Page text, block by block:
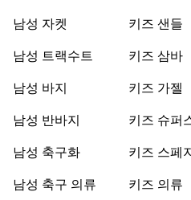
남성 자켓
남성 트랙수트
남성 바지
남성 반바지
남성 축구화
남성 축구 의류
키즈 샌들
키즈 삼바
키즈 가젤
키즈 슈퍼
키즈 스페
키즈 의류